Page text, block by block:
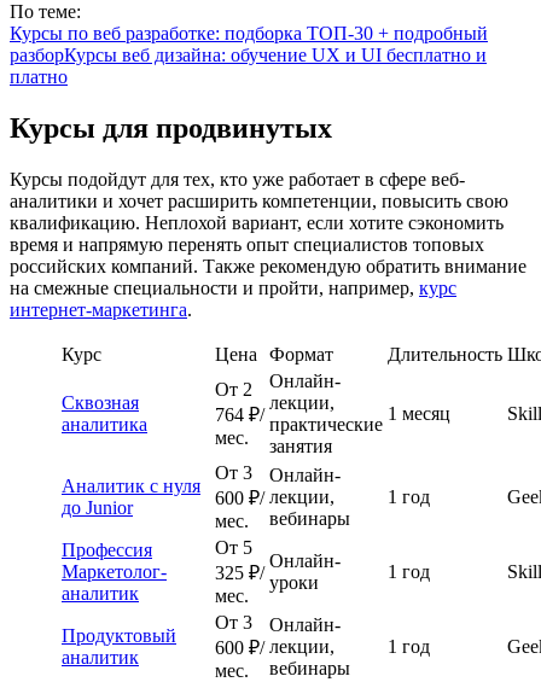
По теме:
Курсы по веб разработке: подборка ТОП-30 + подробный
разборКурсы веб дизайна: обучение UX и UI бесплатно и
платно
Курсы для продвинутых
Курсы подойдут для тех, кто уже работает в сфере веб-
аналитики и хочет расширить компетенции, повысить свою
квалификацию. Неплохой вариант, если хотите сэкономить
время и напрямую перенять опыт специалистов топовых
российских компаний. Также рекомендую обратить внимание
на смежные специальности и пройти, например, курс
интернет-маркетинга.
Курс Цена Формат Длительность
Сквозная
аналитика
От 2
764 ₽/
мес.
Онлайн-
лекции,
практические
занятия
1 месяц
Аналитик с нуля
до Junior
От 3
600 ₽/
мес.
Онлайн-
лекции,
вебинары
1 год
Профессия
Маркетолог-
аналитик
От 5
325 ₽/
мес.
Онлайн-
уроки
1 год
Продуктовый
аналитик
От 3
600 ₽/
мес.
Онлайн-
лекции,
вебинары
1 год